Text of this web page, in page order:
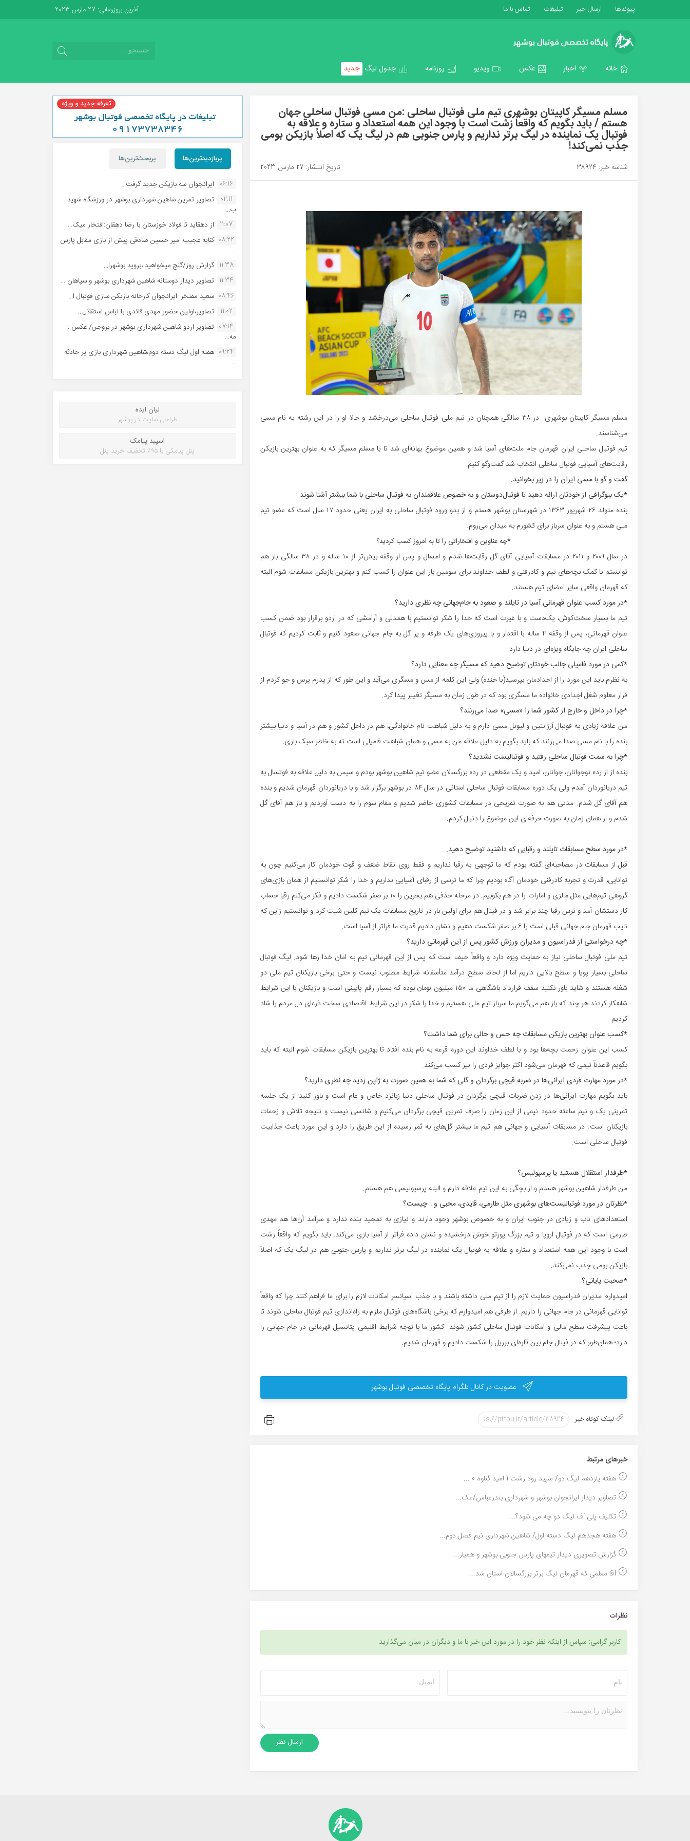
پیوندها ارسال خبر تبلیغات تماس با ما آخرین بروزرسانی: 27 مارس 2023
خانه اخبار عکس ویدیو روزنامه جدول لیگ جدید
مسلم مسیگر کاپیتان بوشهری تیم ملی فوتبال ساحلی :من مسی فوتبال ساحلی جهان
هستم / باید بگویم که واقعاً زشت است با وجود این همه استعداد و ستاره و علاقه به
فوتبال یک نماینده در لیگ برتر نداریم و پارس جنوبی هم در لیگ یک که اصلاً بازیکن بومی
جذب نمی‌کند!
شناسه خبر: 38924 تاریخ انتشار: 27 مارس 2023
مسلم مسیگر کاپیتان بوشهری در ۳۸ سالگی همچنان در تیم ملی فوتبال ساحلی می‌درخشد و حالا او را در این رشته به نام مسی
می‌شناسند.
تیم فوتبال ساحلی ایران قهرمان جام ملت‌های آسیا شد و همین موضوع بهانه‌ای شد تا با مسلم مسیگر که به عنوان بهترین بازیکن
رقابت‌های آسیایی فوتبال ساحلی انتخاب شد گفت‌وگو کنیم.
گفت و گو با مسی ایران را در زیر بخوانید:
*یک بیوگرافی از خودتان ارائه دهید تا فوتبال‌دوستان و به خصوص علاقمندان به فوتبال ساحلی با شما بیشتر آشنا شوند.
بنده متولد ۲۶ شهریور ۱۳۶۳ در شهرستان بوشهر هستم و از بدو ورود فوتبال ساحلی به ایران یعنی حدود ۱۷ سال است که عضو تیم
ملی هستم و به عنوان سرباز برای کشورم به میدان می‌روم.
*چه عناوین و افتخاراتی را تا به امروز کسب کردید؟
در سال ۲۰۰۹ و ۲۰۱۱ در مسابقات آسیایی آقای گل رقابت‌ها شدم و امسال و پس از وقفه بیش‌تر از ۱۰ ساله و در ۳۸ سالگی باز هم
توانستم با کمک بچه‌های تیم و کادرفنی و لطف خداوند برای سومین بار این عنوان را کسب کنم و بهترین بازیکن مسابقات شوم البته
که قهرمان واقعی سایر اعضای تیم هستند.
*در مورد کسب عنوان قهرمانی آسیا در تایلند و صعود به جام‌جهانی چه نظری دارید؟
تیم ما بسیار سخت‌کوش، یک‌دست و با غیرت است که خدا را شکر توانستیم با همدلی و آرامشی که در اردو برقرار بود ضمن کسب
عنوان قهرمانی، پس از وقفه ۴ ساله با اقتدار و با پیروزی‌های یک طرفه و پر گل به جام جهانی صعود کنیم و ثابت کردیم که فوتبال
ساحلی ایران چه جایگاه ویژه‌ای در دنیا دارد.
*کمی در مورد فامیلی جالب خودتان توضیح دهید که مسیگر چه معنایی دارد؟
به نظرم باید این مورد را از اجدادمان بپرسید(با خنده) ولی این کلمه از مس و مسگری می‌آید و این طور که از پدرم پرس و جو کردم از
قرار معلوم شغل اجدادی خانواده ما مسگری بود که در طول زمان به مسیگر تغییر پیدا کرد.
*چرا در داخل و خارج از کشور شما را «مسی» صدا می‌زنند؟
من علاقه زیادی به فوتبال آرژانتین و لیونل مسی دارم و به دلیل شباهت نام خانوادگی، هم در داخل کشور و هم در آسیا و دنیا بیشتر
بنده را با نام مسی صدا می‌زنند که باید بگویم به دلیل علاقه من به مسی و همان شباهت فامیلی است نه به خاطر سبک بازی.
*چرا به سمت فوتبال ساحلی رفتید و فوتبالیست نشدید؟
بنده از از رده نوجوانان، جوانان، امید و یک مقطعی در رده بزرگسالان عضو تیم شاهین بوشهر بودم و سپس به دلیل علاقه به فوتسال به
تیم دریانوردان آمدم ولی یک دوره مسابقات فوتبال ساحلی استانی در سال ۸۴ در بوشهر برگزار شد و با دریانوردان قهرمان شدیم و بنده
هم آقای گل شدم. مدتی هم به صورت تفریحی در مسابقات کشوری حاضر شدیم و مقام سوم را به دست آوردیم و باز هم آقای گل
شدم و از همان زمان به صورت حرفه‌ای این موضوع را دنبال کردم.
*در مورد سطح مسابقات تایلند و رقبایی که داشتید توضیح دهید.
قبل از مسابقات در مصاحبه‌ای گفته بودم که ما توجهی به رقبا نداریم و فقط روی نقاط ضعف و قوت خودمان کار می‌کنیم چون به
توانایی، قدرت و تجربه کادرفنی خودمان آگاه بودیم چرا که ما ترسی از رقبای آسیایی نداریم و خدا را شکر توانستیم از همان بازی‌های
گروهی تیم‌هایی مثل مالزی و امارات را در هم بکوبیم. در مرحله حذفی هم بحرین را ۱۰ بر صفر شکست دادیم و فکر می‌کنم رقبا حساب
کار دستشان آمد و ترس رقبا چند برابر شد و در فینال هم برای اولین بار در تاریخ مسابقات یک تیم کلین شیت کرد و توانستیم ژاپن که
نایب قهرمان جام جهانی قبلی است را ۶ بر صفر شکست دهیم و نشان دادیم قدرت ما فراتر از آسیا است.
*چه درخواستی از فدراسیون و مدیران ورزش کشور پس از این قهرمانی دارید؟
تیم ملی فوتبال ساحلی نیاز به حمایت ویژه دارد و واقعاً حیف است که پس از این قهرمانی تیم به امان خدا رها شود. لیگ فوتبال
ساحلی بسیار پویا و سطح بالایی داریم اما از لحاظ سطح درآمد متأسفانه شرایط مطلوب نیست و حتی برخی بازیکنان تیم ملی دو
شغله هستند و شاید باور نکنید سقف قرارداد باشگاهی ما ۱۵۰ میلیون تومان بوده که بسیار رقم پایینی است و بازیکنان با این شرایط
شاهکار کردند هر چند که باز هم می‌گویم ما سرباز تیم ملی هستیم و خدا را شکر در این شرایط اقتصادی سخت ذره‌ای دل مردم را شاد
کردیم.
*کسب عنوان بهترین بازیکن مسابقات چه حس و حالی برای شما داشت؟
کسب این عنوان زحمت بچه‌ها بود و با لطف خداوند این دوره قرعه به نام بنده افتاد تا بهترین بازیکن مسابقات شوم البته که باید
بگویم قاعدتاً تیمی که قهرمان می‌شود اکثر جوایز فردی را نیز کسب می‌کند.
*در مورد مهارت فردی ایرانی‌ها در ضربه قیچی برگردان و گلی که شما به همین صورت به ژاپن زدید چه نظری دارید؟
باید بگویم مهارت ایرانی‌ها در زدن ضربات قیچی برگردان در فوتبال ساحلی دنیا زبانزد خاص و عام است و باور کنید از یک جلسه
تمرینی یک و نیم ساعته حدود نیمی از این زمان را صرف تمرین قیچی برگردان می‌کنیم و شانسی نیست و نتیجه تلاش و زحمات
بازیکنان است. در مسابقات آسیایی و جهانی هم تیم ما بیشتر گل‌های به ثمر رسیده از این طریق را دارد و این مورد باعث جذابیت
فوتبال ساحلی است.
*طرفدار استقلال هستید یا پرسپولیس؟
من طرفدار شاهین بوشهر هستم و از بچگی به این تیم علاقه دارم و البته پرسپولیسی هم هستم.
*نظرتان در مورد فوتبالیست‌های بوشهری مثل طارمی، قایدی، محبی و… چیست؟
استعدادهای ناب و زیادی در جنوب ایران و به خصوص بوشهر وجود دارند و نیازی به تمجید بنده ندارد و سرآمد آن‌ها هم مهدی
طارمی است که در فوتبال اروپا و تیم بزرگ پورتو خوش درخشیده و نشان داده فراتر از آسیا بازی می‌کند. باید بگویم که واقعاً زشت
است با وجود این همه استعداد و ستاره و علاقه به فوتبال یک نماینده در لیگ برتر نداریم و پارس جنوبی هم در لیگ یک که اصلاً
بازیکن بومی جذب نمی‌کند.
*صحبت پایانی؟
امیدوارم مدیران فدراسیون حمایت لازم را از تیم ملی داشته باشند و با جذب اسپانسر امکانات لازم را برای ما فراهم کنند چرا که واقعاً
توانایی قهرمانی در جام جهانی را داریم. از طرفی هم امیدوارم که برخی باشگاه‌های فوتبال ملزم به راه‌اندازی تیم فوتبال ساحلی شوند تا
باعث پیشرفت سطح مالی و امکانات فوتبال ساحلی کشور شوند. کشور ما با توجه شرایط اقلیمی پتانسیل قهرمانی در جام جهانی را
دارد؛ همان‌طور که در فینال جام بین‌ قاره‌ای برزیل را شکست دادیم و قهرمان شدیم.
عضویت در کانال تلگرام پایگاه تخصصی فوتبال بوشهر
لینک کوتاه خبر
خبر‌های مرتبط
هفته یازدهم لیگ دو/ سپید رود رشت 1 امید گناوه 0 ...
تصاویر دیدار ایرانجوان بوشهر و شهرداری بندرعباس/عک...
تکلیف پلی آف لیگ دو چه می شود؟...
هفته هجدهم لیگ دسته اول/ شاهین شهرداری نیم فصل دوم...
گزارش تصویری دیدار تیمهای پارس جنوبی بوشهر و همیار...
آقا معلمی که قهرمان لیگ برتر بزرگسالان استان شد...
نظرات
کاربر گرامی: سپاس از اینکه نظر خود را در مورد این خبر با ما و دیگران در میان می‌گذارید.
پربازدیدترین‌ها پربحث‌ترین‌ها
06:16 ایرانجوان سه بازیکن جدید گرفت...
02:11
تصاویر تمرین شاهین شهردارى بوشهر در ورزشگاه شهید
ب...
11:07 از دهقاید تا فولاد خوزستان با رضا دهقان:افتخار میک...
08:22 کنایه عجیب امیر حسین صادقی پیش از بازی مقابل پارس
...
11:38 گزارش روز/گنج میخواهید ،بروید بوشهر!...
11:34 تصاویر دیدار دوستانه شاهین شهردارى بوشهر و سپاهان ...
08:46 سعید مفتخر :ایرانجوان کارخانه بازیکن سازی فوتبال ا...
11:02
تصاویر،اولین حضور مهدی قائدی با لباس استقلال...
07:14 تصاویر اردو شاهین شهرداری بوشهر در بروجن/ عکس :
مه...
09:24 هفته اول لیگ دسته دوم،شاهین شهرداری بازی پر حادثه
...
لیان ایده
طراحی سایت در بوشهر
اسپید پیامک
پنل پیامکی با ۹۵٪ تخفیف خرید پنل